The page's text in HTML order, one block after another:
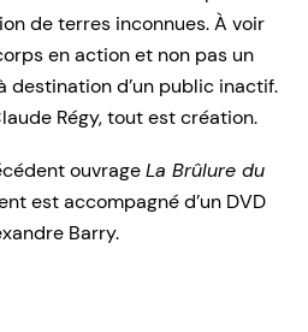
de terres inconnues. À voir
en action et non pas un
destination d’un public inactif.
Régy, tout est création.
ouvrageLa Brûlure du
est accompagné d’un DVD
Barry.